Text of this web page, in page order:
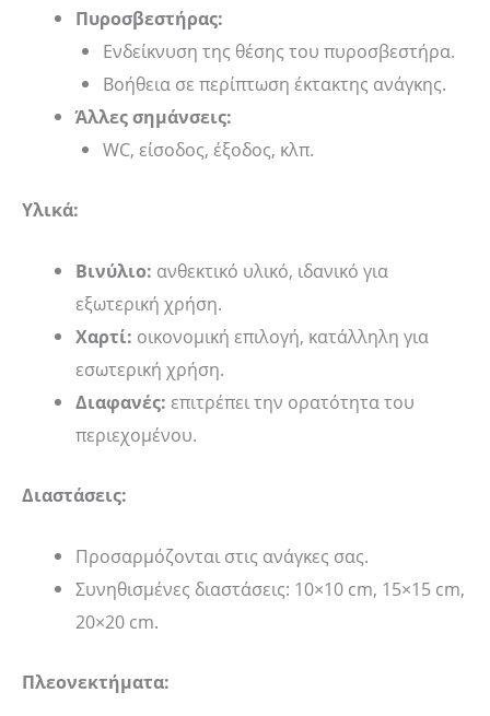
Πυροσβεστήρας:
Ενδείκνυση της θέσης του πυροσβεστήρα.
Βοήθεια σε περίπτωση έκτακτης ανάγκης.
Άλλες σημάνσεις:
WC, είσοδος, έξοδος, κλπ.
Υλικά:
Βινύλιο: ανθεκτικό υλικό, ιδανικό για
εξωτερική χρήση.
Χαρτί: οικονομική επιλογή, κατάλληλη για
εσωτερική χρήση.
Διαφανές: επιτρέπει την ορατότητα του
περιεχομένου.
Διαστάσεις:
Προσαρμόζονται στις ανάγκες σας.
Συνηθισμένες διαστάσεις: 10×10 cm, 15×15 cm,
20×20 cm.
Πλεονεκτήματα: